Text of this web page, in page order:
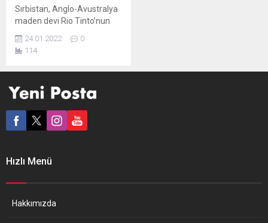
Sırbistan, Anglo-Avustralya
maden devi Rio Tinto’nun
ruhsatını iptal etti.
Sırbistan’ın bu kararı,
Djokovic’in vizesini iptal edip
hemen ardından geldi. Rio
Tinto’nun ekonomik kaybı
hidrojene dayalı yeşil enerji
24.01.2022
0
114
Hızlı Menü
Hakkımızda